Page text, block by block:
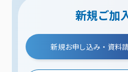
新規ご加
新規お申し込み・資料